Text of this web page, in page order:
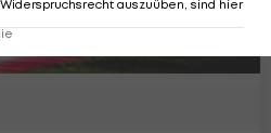
auszuüben, sind hier